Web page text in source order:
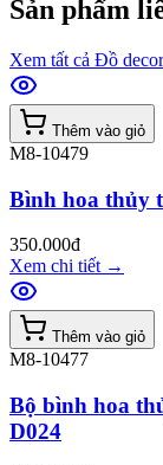
Sản phẩm
Xem tất cả Đồ decor
Thêm vào giỏ
M8-10479
Bình hoa thủy
350.000đ
Xem chi tiết →
Thêm vào giỏ
M8-10477
Bộ bình hoa
D024